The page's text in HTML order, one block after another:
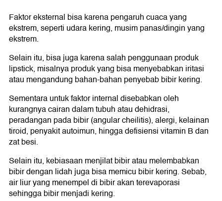
Faktor eksternal bisa karena pengaruh cuaca yang
ekstrem, seperti udara kering, musim panas/dingin yang
ekstrem.
Selain itu, bisa juga karena salah penggunaan produk
lipstick, misalnya produk yang bisa menyebabkan iritasi
atau mengandung bahan-bahan penyebab bibir kering.
Sementara untuk faktor internal disebabkan oleh
kurangnya cairan dalam tubuh atau dehidrasi,
peradangan pada bibir (angular cheilitis), alergi, kelainan
tiroid, penyakit autoimun, hingga defisiensi vitamin B dan
zat besi.
Selain itu, kebiasaan menjilat bibir atau melembabkan
bibir dengan lidah juga bisa memicu bibir kering. Sebab,
air liur yang menempel di bibir akan terevaporasi
sehingga bibir menjadi kering.